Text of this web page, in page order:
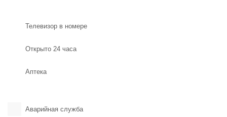
Телевизор в номере
Открыто 24 часа
Aптека
Аварийная служба